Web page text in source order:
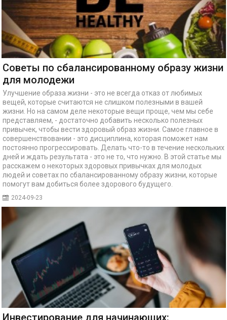
Советы по сбалансированному образу жизни
для молодежи
Улучшение образа жизни - это не всегда отказ от любимых
вещей, которые считаются не слишком полезными в вашей
жизни. Но на самом деле некоторые вещи проще, чем мы себе
представляем, - достаточно добавить несколько полезных
привычек, чтобы вести здоровый образ жизни. Самое главное в
совершенствовании - это дисциплина, которая поможет нам
постоянно прогрессировать. Делать что-то в течение нескольких
дней и ждать результата - это не то, что нужно. В этой статье мы
расскажем о некоторых здоровых привычках для молодых
людей и советах по сбалансированному образу жизни, которые
помогут вам добиться более здорового будущего.
2024-09-23